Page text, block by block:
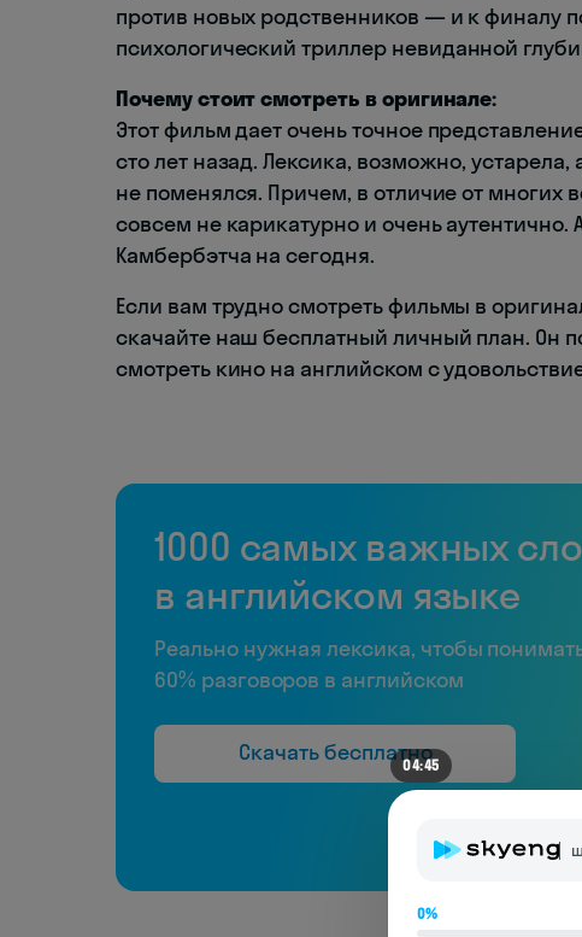
против новых родственников ― и к финалу
психологический триллер невиданной
Почему стоит смотреть в оригинале:
Этот фильм дает очень точное
сто лет назад. Лексика, возможно,
не поменялся. Причем, в отличие от многих
совсем не карикатурно и очень аутентично.
Камбербэтча на сегодня.
Если вам трудно смотреть фильмы в
скачайте наш бесплатный личный план. Он
смотреть кино на английском с
1000 самых важных
в английском языке
Реально нужная лексика, чтобы
60% разговоров в английском
Скачать бесплатно
04:45
0%